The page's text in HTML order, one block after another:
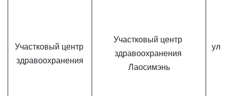
Участковый центр
здравоохранения
Участковый центр
здравоохранения
Лаосимэнь
ул.